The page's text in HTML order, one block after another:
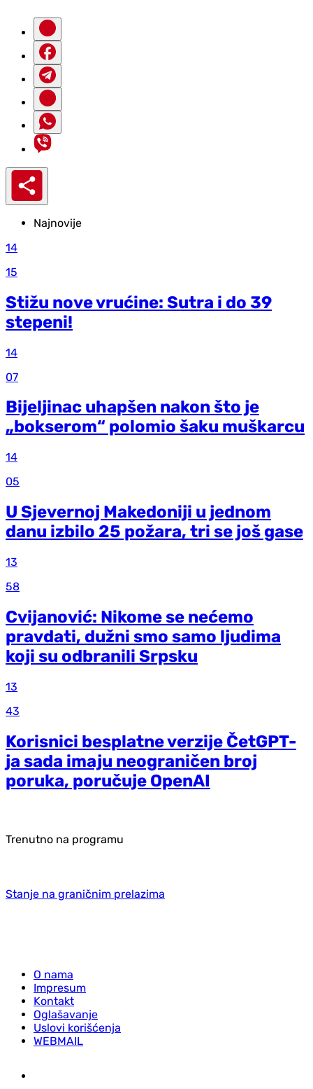
Najnovije
14
15
Stižu nove vrućine: Sutra i do 39
stepeni!
14
07
Bijeljinac uhapšen nakon što je
„bokserom“ polomio šaku muškarcu
14
05
U Sjevernoj Makedoniji u jednom
danu izbilo 25 požara, tri se još gase
13
58
Cvijanović: Nikome se nećemo
pravdati, dužni smo samo ljudima
koji su odbranili Srpsku
13
43
Korisnici besplatne verzije ČetGPT-
ja sada imaju neograničen broj
poruka, poručuje OpenAI
Trenutno na programu
Stanje na graničnim prelazima
O nama
Impresum
Kontakt
Oglašavanje
Uslovi korišćenja
WEBMAIL